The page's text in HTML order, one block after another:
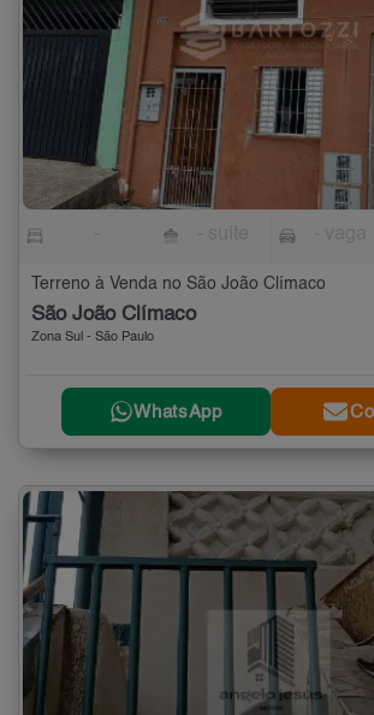
Terreno à Venda no São João Clímaco
São João Clímaco
Zona Sul - São Paulo
WhatsApp